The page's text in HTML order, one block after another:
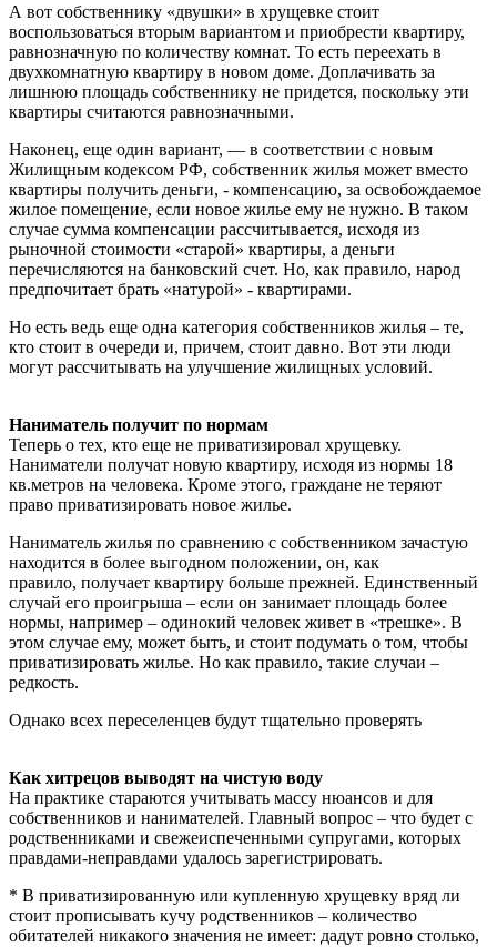
А вот собственнику «двушки» в хрущевке стоит
воспользоваться вторым вариантом и приобрести квартиру,
равнозначную по количеству комнат. То есть переехать в
двухкомнатную квартиру в новом доме. Доплачивать за
лишнюю площадь собственнику не придется, поскольку эти
квартиры считаются равнозначными.
Наконец, еще один вариант, — в соответствии с новым
Жилищным кодексом РФ, собственник жилья может вместо
квартиры получить деньги, - компенсацию, за освобождаемое
жилое помещение, если новое жилье ему не нужно. В таком
случае сумма компенсации рассчитывается, исходя из
рыночной стоимости «старой» квартиры, а деньги
перечисляются на банковский счет. Но, как правило, народ
предпочитает брать «натурой» - квартирами.
Но есть ведь еще одна категория собственников жилья – те,
кто стоит в очереди и, причем, стоит давно. Вот эти люди
могут рассчитывать на улучшение жилищных условий.
Наниматель получит по нормам
Теперь о тех, кто еще не приватизировал хрущевку.
Наниматели получат новую квартиру, исходя из нормы 18
кв.метров на человека. Кроме этого, граждане не теряют
право приватизировать новое жилье.
Наниматель жилья по сравнению с собственником зачастую
находится в более выгодном положении, он, как
правило, получает квартиру больше прежней. Единственный
случай его проигрыша – если он занимает площадь более
нормы, например – одинокий человек живет в «трешке». В
этом случае ему, может быть, и стоит подумать о том, чтобы
приватизировать жилье. Но как правило, такие случаи –
редкость.
Однако всех переселенцев будут тщательно проверять
Как хитрецов выводят на чистую воду
На практике стараются учитывать массу нюансов и для
собственников и нанимателей. Главный вопрос – что будет с
родственниками и свежеиспеченными супругами, которых
правдами-неправдами удалось зарегистрировать.
* В приватизированную или купленную хрущевку вряд ли
стоит прописывать кучу родственников – количество
обитателей никакого значения не имеет: дадут ровно столько,